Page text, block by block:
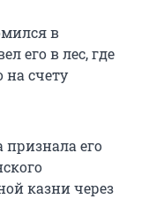
в
его в лес, где
на счету
признала его
казни через